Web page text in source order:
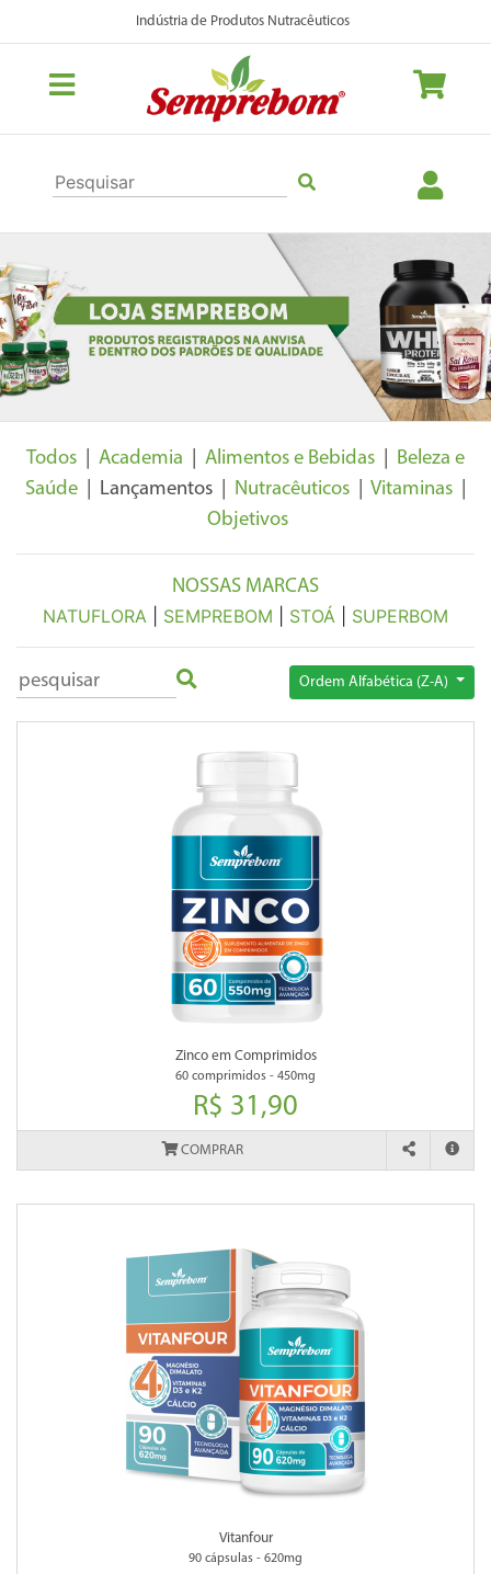
Indústria de Produtos Nutracêuticos
Previous Next
Todos Academia Alimentos e Bebidas
Beleza e
Saúde | Lançamentos | Nutracêuticos Vitaminas
Objetivos
NOSSAS MARCAS
NATUFLORA SEMPREBOM STOÁ SUPERBOM
Ordem Alfabética (Z-A)
Zinco em Comprimidos
60 comprimidos - 450mg
R$ 31,90
COMPRAR
Vitanfour
90 cápsulas - 620mg